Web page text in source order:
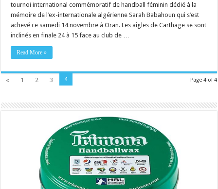
tournoi international commémoratif de handball féminin dédié à la
mémoire de l’ex-internationale algérienne Sarah Babahoun qui s’est
achevé ce samedi 14 novembre à Oran. Les aigles de Carthage se sont
inclinés en finale 24 à 15 face au club de …
Read More »
Page 4 of 4
« 1 2 3 4